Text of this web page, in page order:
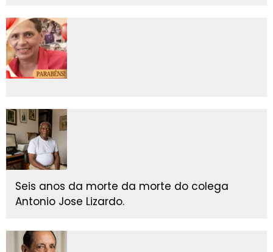
Seis anos da morte da morte do colega
Antonio Jose Lizardo.